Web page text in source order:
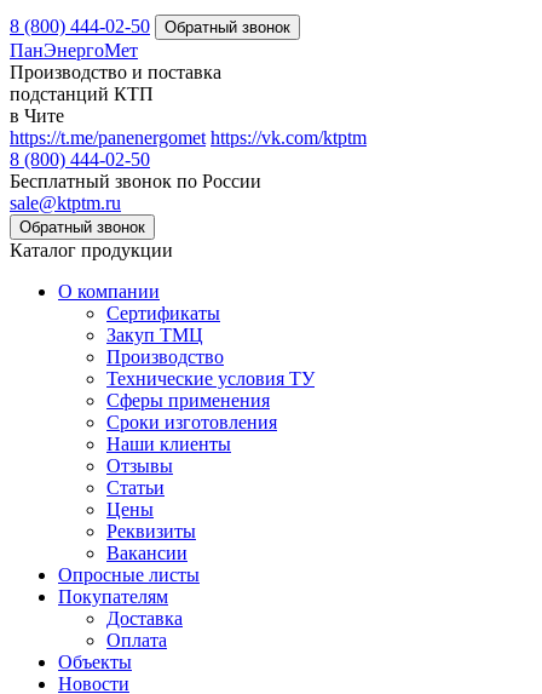
8 (800) 444-02-50
ПанЭнергоМет
Производство и поставка
подстанций КТП
в Чите
https://t.me/panenergomet https://vk.com/ktptm
8 (800) 444-02-50
Бесплатный звонок по России
sale@ktptm.ru
Каталог продукции
О компании
Сертификаты
Закуп ТМЦ
Производство
Технические условия ТУ
Сферы применения
Сроки изготовления
Наши клиенты
Отзывы
Статьи
Цены
Реквизиты
Вакансии
Опросные листы
Покупателям
Доставка
Оплата
Объекты
Новости